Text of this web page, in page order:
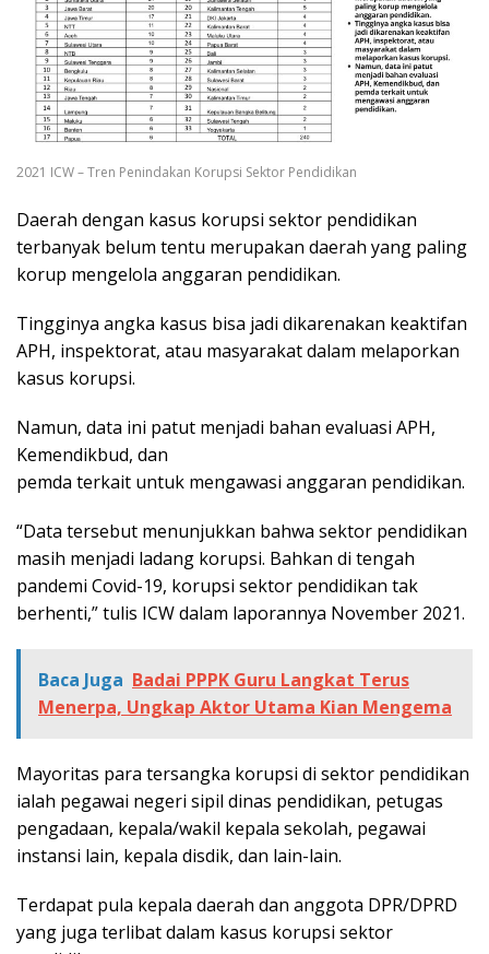
2021 ICW – Tren Penindakan Korupsi Sektor Pendidikan
Daerah dengan kasus korupsi sektor pendidikan
terbanyak belum tentu merupakan daerah yang paling
korup mengelola anggaran pendidikan.
Tingginya angka kasus bisa jadi dikarenakan keaktifan
APH, inspektorat, atau masyarakat dalam melaporkan
kasus korupsi.
Namun, data ini patut menjadi bahan evaluasi APH,
Kemendikbud, dan
pemda terkait untuk mengawasi anggaran pendidikan.
“Data tersebut menunjukkan bahwa sektor pendidikan
masih menjadi ladang korupsi. Bahkan di tengah
pandemi Covid-19, korupsi sektor pendidikan tak
berhenti,” tulis ICW dalam laporannya November 2021.
Baca Juga Badai PPPK Guru Langkat Terus
Menerpa, Ungkap Aktor Utama Kian Mengema
Mayoritas para tersangka korupsi di sektor pendidikan
ialah pegawai negeri sipil dinas pendidikan, petugas
pengadaan, kepala/wakil kepala sekolah, pegawai
instansi lain, kepala disdik, dan lain-lain.
Terdapat pula kepala daerah dan anggota DPR/DPRD
yang juga terlibat dalam kasus korupsi sektor